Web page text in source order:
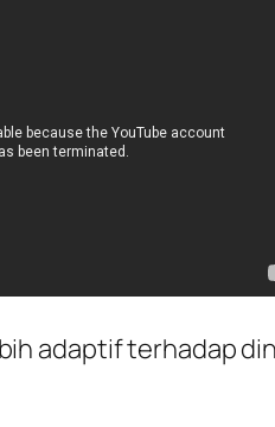
adaptif terhadap